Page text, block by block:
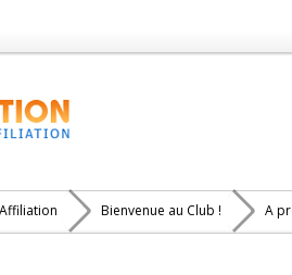
Bienvenue au Club ! A